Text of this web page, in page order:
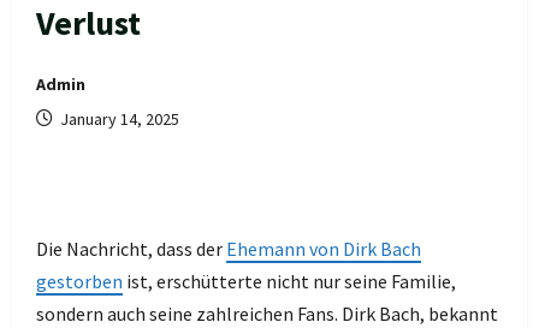
Verlust
Admin
January 14, 2025
Die Nachricht, dass der Ehemann von Dirk Bach
gestorben ist, erschütterte nicht nur seine Familie,
sondern auch seine zahlreichen Fans. Dirk Bach, bekannt